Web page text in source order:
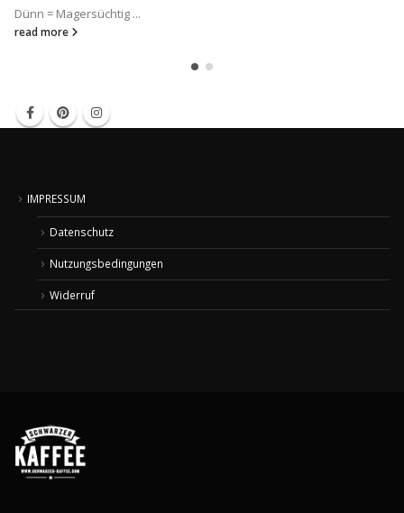
Dünn = Magersüchtig ...
read more
IMPRESSUM
Datenschutz
Nutzungsbedingungen
Widerruf